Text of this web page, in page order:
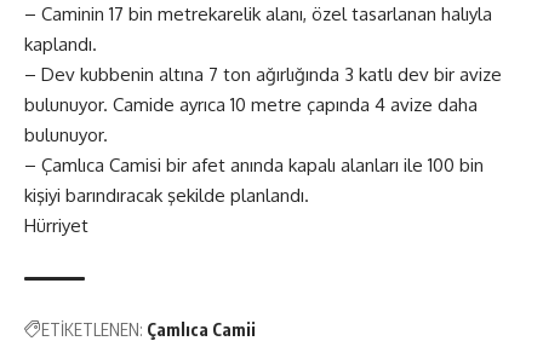
– Caminin 17 bin metrekarelik alanı, özel tasarlanan halıyla
kaplandı.
– Dev kubbenin altına 7 ton ağırlığında 3 katlı dev bir avize
bulunuyor. Camide ayrıca 10 metre çapında 4 avize daha
bulunuyor.
– Çamlıca Camisi bir afet anında kapalı alanları ile 100 bin
kişiyi barındıracak şekilde planlandı.
Hürriyet
ETİKETLENEN: Çamlıca Camii